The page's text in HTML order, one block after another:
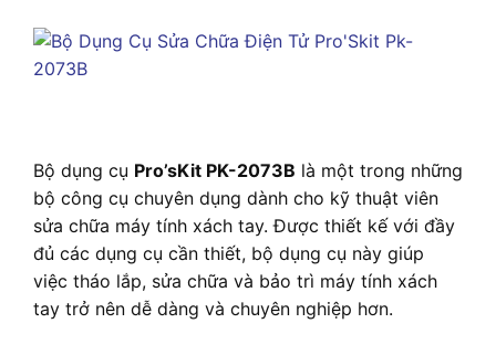
Bộ dụng cụ Pro’sKit PK-2073B là một trong những
bộ công cụ chuyên dụng dành cho kỹ thuật viên
sửa chữa máy tính xách tay. Được thiết kế với đầy
đủ các dụng cụ cần thiết, bộ dụng cụ này giúp
việc tháo lắp, sửa chữa và bảo trì máy tính xách
tay trở nên dễ dàng và chuyên nghiệp hơn.